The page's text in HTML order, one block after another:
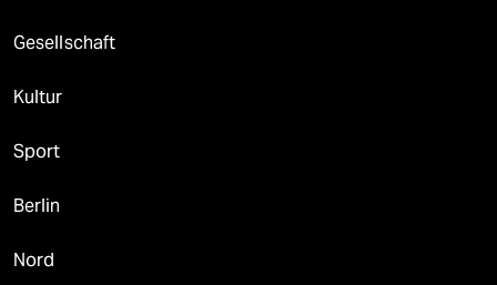
Gesellschaft
Kultur
Sport
Berlin
Nord